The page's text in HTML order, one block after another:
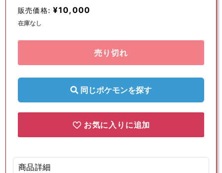
(1)
を
く
販売価格: ¥10,000
在庫なし
売り切れ
同じポケモンを探す
お気に入りに追加
商品詳細